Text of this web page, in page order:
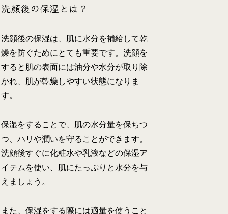
洗顔後の保湿とは？
洗顔後の保湿は、肌に水分を補給して乾
燥を防ぐためにとても重要です。洗顔を
すると肌の表面には油分や水分が取り除
かれ、肌が乾燥しやすい状態になりま
す。
保湿をすることで、肌の水分量を保ちつ
つ、ハリや潤いを守ることができます。
洗顔後すぐに化粧水や乳液などの保湿ア
イテムを使い、肌にたっぷりと水分を与
えましょう。
また、保湿をする際には適量を使うこと